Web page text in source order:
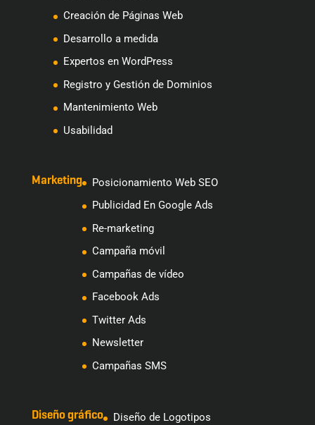
Creación de Páginas Web
Desarrollo a medida
Expertos en WordPress
Registro y Gestión de Dominios
Mantenimiento Web
Usabilidad
Marketing
Posicionamiento Web SEO
Publicidad En Google Ads
Re-marketing
Campaña móvil
Campañas de vídeo
Facebook Ads
Twitter Ads
Newsletter
Campañas SMS
Diseño gráfico
Diseño de Logotipos